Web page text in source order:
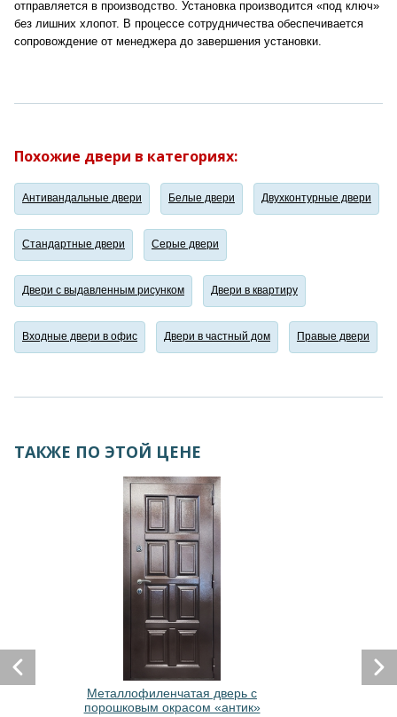
отправляется в производство. Установка производится «под ключ»
без лишних хлопот. В процессе сотрудничества обеспечивается
сопровождение от менеджера до завершения установки.
Похожие двери в категориях:
Антивандальные двери Белые двери Двухконтурные двери
Стандартные двери Серые двери
Двери с выдавленным рисунком Двери в квартиру
Входные двери в офис Двери в частный дом Правые двери
ТАКЖЕ ПО ЭТОЙ ЦЕНЕ
Металлофиленчатая дверь с
порошковым окрасом «антик»